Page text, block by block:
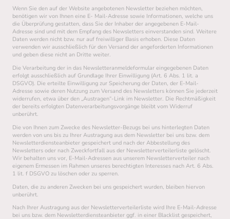
Wenn Sie den auf der Website angebotenen Newsletter beziehen möchten,
benötigen wir von Ihnen eine E- Mail-Adresse sowie Informationen, welche uns
die Überprüfung gestatten, dass Sie der Inhaber der angegebenen E-Mail-
Adresse sind und mit dem Empfang des Newsletters einverstanden sind. Weitere
Daten werden nicht bzw. nur auf freiwilliger Basis erhoben. Diese Daten
verwenden wir ausschließlich für den Versand der angeforderten Informationen
und geben diese nicht an Dritte weiter.
Die Verarbeitung der in das Newsletteranmeldeformular eingegebenen Daten
erfolgt ausschließlich auf Grundlage Ihrer Einwilligung (Art. 6 Abs. 1 lit. a
DSGVO). Die erteilte Einwilligung zur Speicherung der Daten, der E-Mail-
Adresse sowie deren Nutzung zum Versand des Newsletters können Sie jederzeit
widerrufen, etwa über den „Austragen“-Link im Newsletter. Die Rechtmäßigkeit
der bereits erfolgten Datenverarbeitungsvorgänge bleibt vom Widerruf
unberührt.
Die von Ihnen zum Zwecke des Newsletter-Bezugs bei uns hinterlegten Daten
werden von uns bis zu Ihrer Austragung aus dem Newsletter bei uns bzw. dem
Newsletterdiensteanbieter gespeichert und nach der Abbestellung des
Newsletters oder nach Zweckfortfall aus der Newsletterverteilerliste gelöscht.
Wir behalten uns vor, E-Mail-Adressen aus unserem Newsletterverteiler nach
eigenem Ermessen im Rahmen unseres berechtigten Interesses nach Art. 6 Abs.
1 lit. f DSGVO zu löschen oder zu sperren.
Daten, die zu anderen Zwecken bei uns gespeichert wurden, bleiben hiervon
unberührt.
Nach Ihrer Austragung aus der Newsletterverteilerliste wird Ihre E-Mail-Adresse
bei uns bzw. dem Newsletterdiensteanbieter ggf. in einer Blacklist gespeichert,